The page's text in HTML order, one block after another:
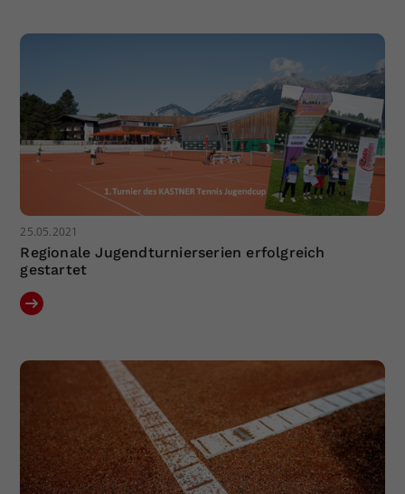
25.05.2021
Regionale Jugendturnierserien erfolgreich
gestartet
zufällig generierte ID, für die
historische Speicherung Ihrer
vorgenommen Einstellungen, falls der
Webseiten-Betreiber dies eingestellt
hat.